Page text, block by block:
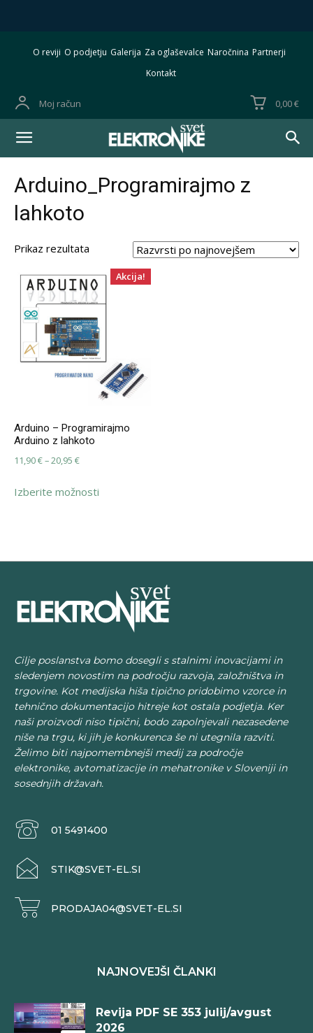
O reviji O podjetju Galerija Za oglaševalce Naročnina Partnerji
Kontakt
Moj račun 0,00 €
Arduino_Programirajmo z
lahkoto
Prikaz rezultata
Akcija!
Arduino – Programirajmo
Arduino z lahkoto
11,90€–20,95 €Cenovni
od
Izberite možnosti
Možnosti
izberete
na
Cilje poslanstva bomo dosegli s stalnimi inovacijami in
sledenjem novostim na področju razvoja, založništva in
trgovine. Kot medijska hiša tipično pridobimo vzorce in
tehnično dokumentacijo hitreje kot ostala podjetja. Ker
naši proizvodi niso tipični, bodo zapolnjevali nezasedene
niše na trgu, ki jih je konkurenca še ni utegnila razviti.
Želimo biti najpomembnejši medij za področje
elektronike, avtomatizacije in mehatronike v Sloveniji in
sosednjih državah.
01 5491400
STIK@SVET-EL.SI
PRODAJA04@SVET-EL.SI
NAJNOVEJŠI ČLANKI
Revija PDF SE 353 julij/avgust
2026